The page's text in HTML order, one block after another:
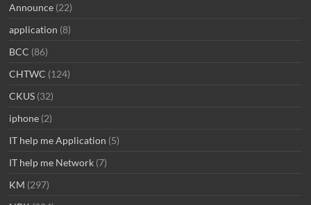
Announce (22)
application (8)
BCC (86)
CHTWC (124)
CKUS (32)
iphone (2)
IT help me Application (5)
IT help me Network (7)
KM (297)